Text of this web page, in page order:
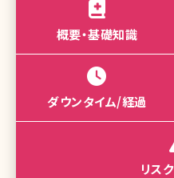
概要・基礎知識
ダウンタイム/経過
リス